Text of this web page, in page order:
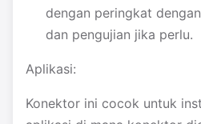
dengan peringkat
dan pengujian jika perlu.
Aplikasi:
Konektor ini cocok untuk